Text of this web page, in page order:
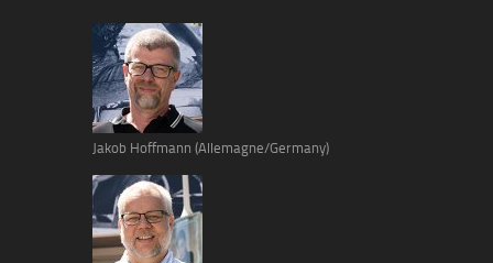
Jakob Hoffmann (Allemagne/Germany)